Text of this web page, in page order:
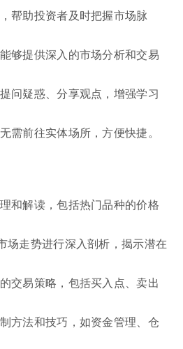
帮助投资者及时把握市场脉
够提供深入的市场分析和交易
问疑惑、分享观点，增强学习
需前往实体场所，方便快捷。
和解读，包括热门品种的价格
场走势进行深入剖析，揭示潜在
交易策略，包括买入点、卖出
方法和技巧，如资金管理、仓